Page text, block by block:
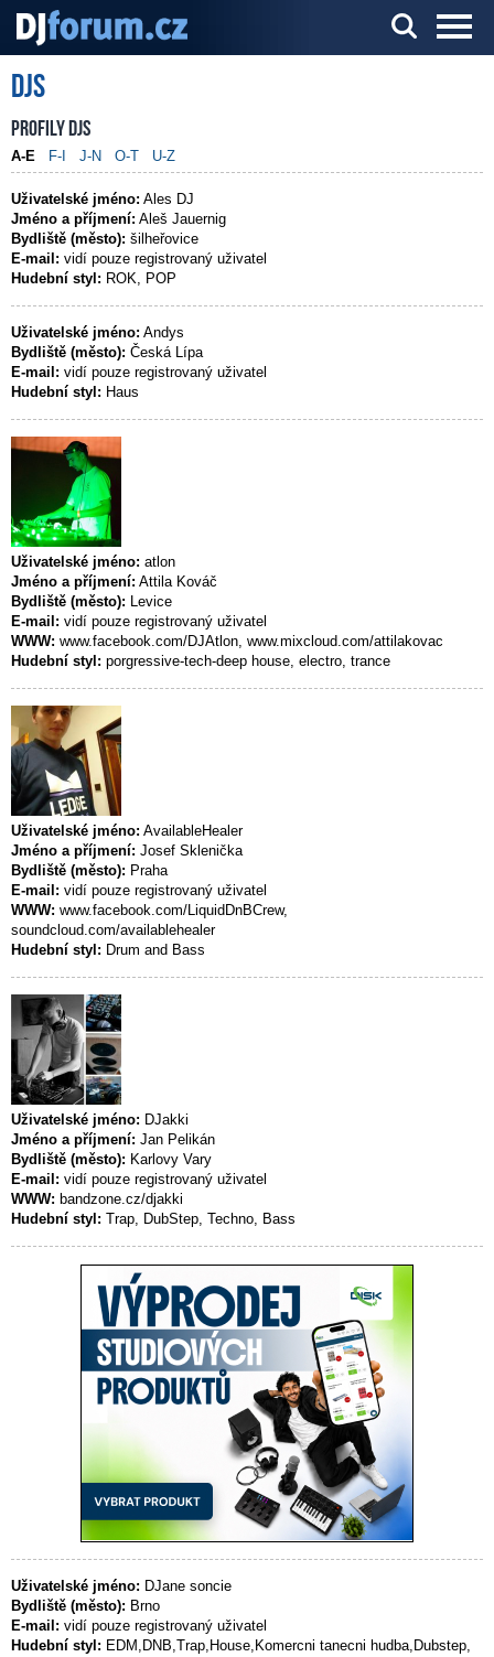
Server o DJ technice a DJingu
DJs
Profily DJs
A-E F-I J-N O-T U-Z
Uživatelské jméno: Ales DJ
Jméno a příjmení: Aleš Jauernig
Bydliště (město): šilheřovice
E-mail: vidí pouze registrovaný uživatel
Hudební styl: ROK, POP
Uživatelské jméno: Andys
Bydliště (město): Česká Lípa
E-mail: vidí pouze registrovaný uživatel
Hudební styl: Haus
Uživatelské jméno: atlon
Jméno a příjmení: Attila Kováč
Bydliště (město): Levice
E-mail: vidí pouze registrovaný uživatel
WWW: www.facebook.com/DJAtlon, www.mixcloud.com/attilakovac
Hudební styl: porgressive-tech-deep house, electro, trance
Uživatelské jméno: AvailableHealer
Jméno a příjmení: Josef Sklenička
Bydliště (město): Praha
E-mail: vidí pouze registrovaný uživatel
WWW: www.facebook.com/LiquidDnBCrew,
soundcloud.com/availablehealer
Hudební styl: Drum and Bass
Uživatelské jméno: DJakki
Jméno a příjmení: Jan Pelikán
Bydliště (město): Karlovy Vary
E-mail: vidí pouze registrovaný uživatel
WWW: bandzone.cz/djakki
Hudební styl: Trap, DubStep, Techno, Bass
Uživatelské jméno: DJane soncie
Bydliště (město): Brno
E-mail: vidí pouze registrovaný uživatel
Hudební styl: EDM,DNB,Trap,House,Komercni tanecni hudba,Dubstep,